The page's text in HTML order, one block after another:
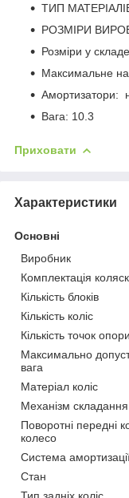
ТИП
РОЗМІРИ
Розміри у
Максимальне
Амортизатори:
Вага: 10.3
Приховати
Характеристики
Основні
Виробник
Комплектація
Кількість блоків
Кількість коліс
Кількість точок опори
Максимально
вага
Матеріал коліс
Механізм складання
Поворотні передні
колесо
Система
Стан
Тип задніх коліс